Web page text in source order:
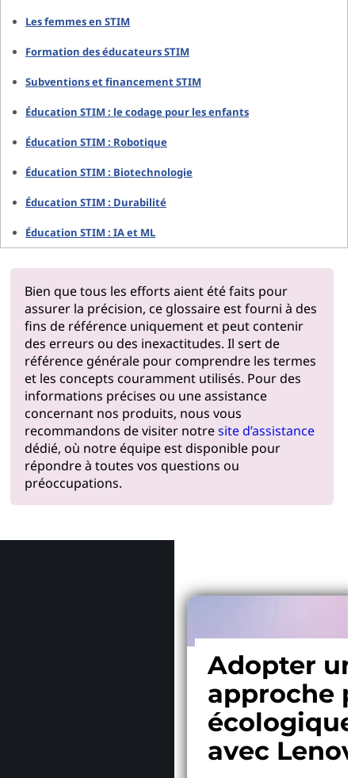
Les femmes en STIM
Formation des éducateurs STIM
Subventions et financement STIM
Éducation STIM : le codage pour les enfants
Éducation STIM : Robotique
Éducation STIM : Biotechnologie
Éducation STIM : Durabilité
Éducation STIM : IA et ML
Bien que tous les efforts aient été faits pour
assurer la précision, ce glossaire est fourni à des
fins de référence uniquement et peut contenir
des erreurs ou des inexactitudes. Il sert de
référence générale pour comprendre les termes
et les concepts couramment utilisés. Pour des
informations précises ou une assistance
concernant nos produits, nous vous
recommandons de visiter notresite d’assistance
dédié, où notre équipe est disponible pour
répondre à toutes vos questions ou
préoccupations.
Adopter
approche
écologique
avec